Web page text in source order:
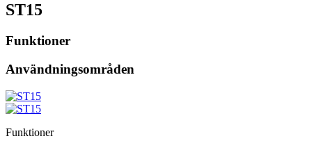
ST15
Funktioner
Användningsområden
Funktioner